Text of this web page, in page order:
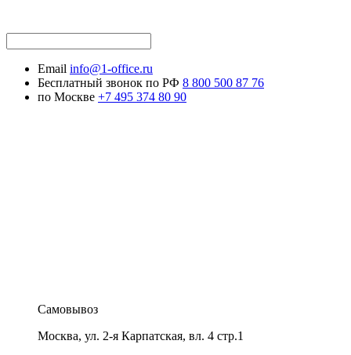
Email info@1-office.ru
Бесплатный звонок по РФ 8 800 500 87 76
по Москве +7 495 374 80 90
Самовывоз
Москва, ул. 2-я Карпатская, вл. 4 стр.1